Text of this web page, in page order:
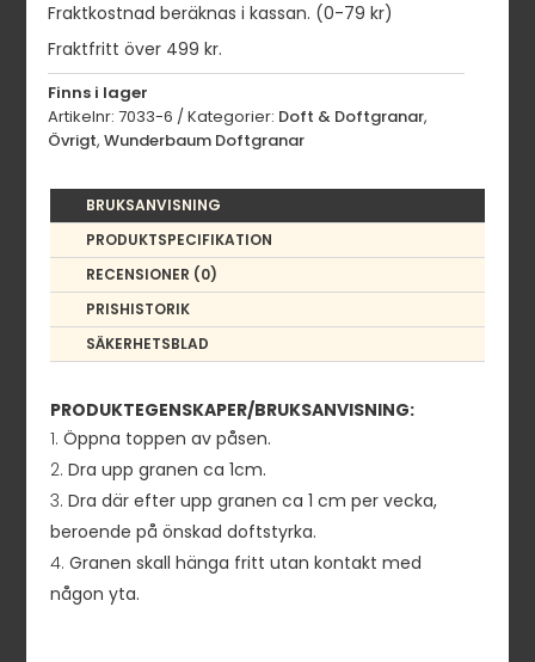
Fraktkostnad beräknas i kassan. (0-79 kr)
Fraktfritt över 499 kr.
Finns i lager
Artikelnr:7033-6 Kategorier: Doft & Doftgranar,
Övrigt,Wunderbaum Doftgranar
BRUKSANVISNING
PRODUKTSPECIFIKATION
RECENSIONER (0)
PRISHISTORIK
SÄKERHETSBLAD
PRODUKTEGENSKAPER/BRUKSANVISNING:
Öppna toppen av påsen.
Dra upp granen ca 1cm.
Dra där efter upp granen ca 1 cm per vecka,
beroende på önskad doftstyrka.
Granen skall hänga fritt utan kontakt med
någon yta.